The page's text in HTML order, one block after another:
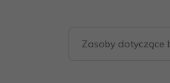
Zasoby dotyczące